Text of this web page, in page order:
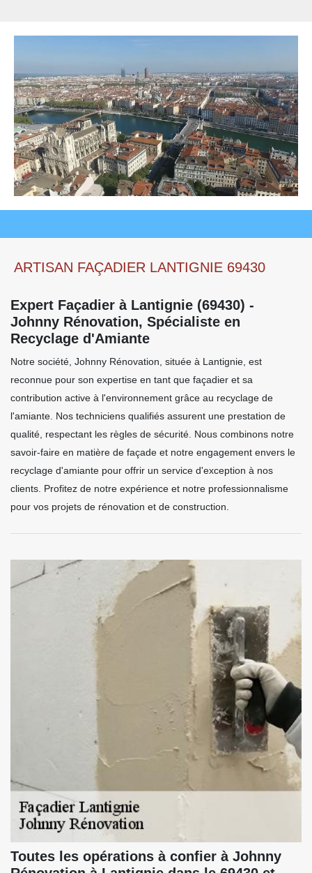
ARTISAN FAÇADIER LANTIGNIE 69430
Expert Façadier à Lantignie (69430) -
Johnny Rénovation, Spécialiste en
Recyclage d'Amiante
Notre société, Johnny Rénovation, située à Lantignie, est
reconnue pour son expertise en tant que façadier et sa
contribution active à l'environnement grâce au recyclage de
l'amiante. Nos techniciens qualifiés assurent une prestation de
qualité, respectant les règles de sécurité. Nous combinons notre
savoir-faire en matière de façade et notre engagement envers le
recyclage d'amiante pour offrir un service d'exception à nos
clients. Profitez de notre expérience et notre professionnalisme
pour vos projets de rénovation et de construction.
Toutes les opérations à confier à Johnny